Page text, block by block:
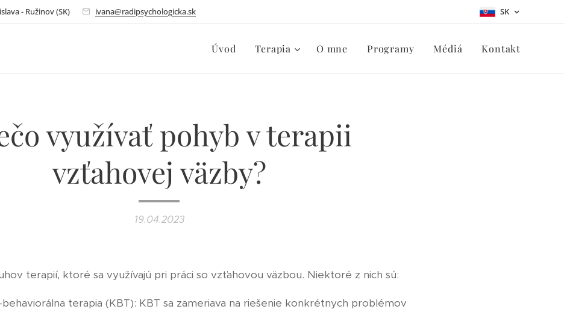
- Ružinov (SK) ivana@radipsychologicka.sk SK
Úvod Terapia O mne Programy Médiá Kontakt
využívať pohyb v terapii
vzťahovej väzby?
19.04.2023
terapií, ktoré sa využívajú pri práci so vzťahovou väzbou. Niektoré z nich sú:
terapia (KBT): KBT sa zameriava na riešenie konkrétnych problémov